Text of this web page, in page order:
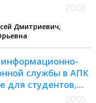
Дмитриевич,
службы в АПК
для студентов,
экон. спец